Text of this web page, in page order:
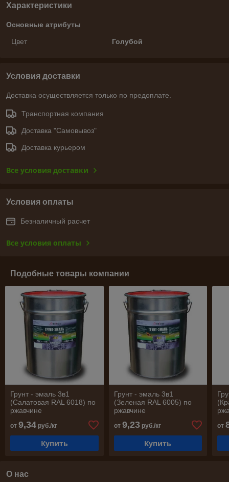
Характеристики
Основные атрибуты
Цвет Голубой
Условия доставки
Доставка осуществляется только по предоплате.
Транспортная компания
Доставка "Самовывоз"
Доставка курьером
Все условия доставки
Условия оплаты
Безналичный расчет
Все условия оплаты
Подобные товары компании
Грунт - эмаль 3в1
(Салатовая RAL 6018) по
ржавчине
от 9,34 руб./кг
Купить
Грунт - эмаль 3в1
(Зеленая RAL 6005) по
ржавчине
от 9,23руб./кг
Купить
от
О нас